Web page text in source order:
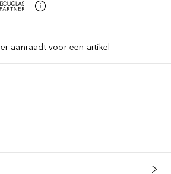
aanraadt voor een artikel